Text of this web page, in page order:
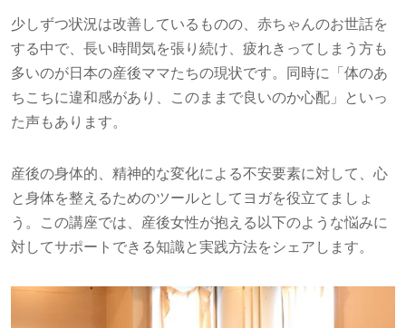
少しずつ状況は改善しているものの、赤ちゃんのお世話を
する中で、長い時間気を張り続け、疲れきってしまう方も
多いのが日本の産後ママたちの現状です。同時に「体のあ
ちこちに違和感があり、このままで良いのか心配」といっ
た声もあります。
産後の身体的、精神的な変化による不安要素に対して、心
と身体を整えるためのツールとしてヨガを役立てましょ
う。この講座では、産後女性が抱える以下のような悩みに
対してサポートできる知識と実践方法をシェアします。